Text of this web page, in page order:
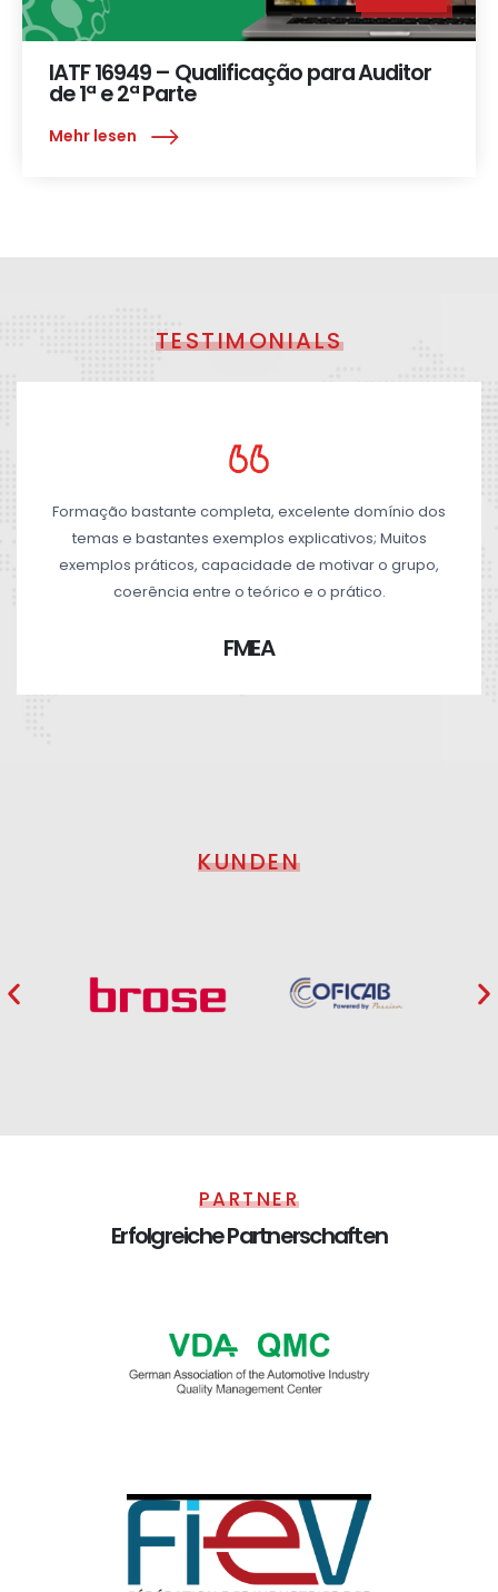
IATF 16949 – Qualificação para Auditor
de 1ª e 2ª Parte
Mehr lesen
TESTIMONIALS
Formação bastante completa, excelente domínio dos
temas e bastantes exemplos explicativos; Muitos
exemplos práticos, capacidade de motivar o grupo,
coerência entre o teórico e o prático.
FMEA
KUNDEN
PARTNER
Erfolgreiche Partnerschaften